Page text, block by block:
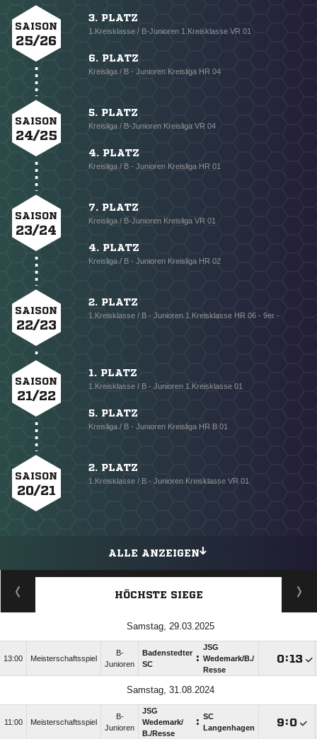
SAISON
25/26
3. PLATZ
1.Kreisklasse / B-Junioren 1.Kreisklasse VR 01
6. PLATZ
Kreisliga / B - Junioren Kreisliga HR 04
SAISON
24/25
5. PLATZ
Kreisliga / B-Junioren Kreisliga VR 04
4. PLATZ
Kreisliga / B - Junioren Kreisliga HR 01
SAISON
23/24
7. PLATZ
Kreisliga / B-Junioren Kreisliga VR 01
4. PLATZ
Kreisliga / B - Junioren Kreisliga HR 02
SAISON
22/23
2. PLATZ
1.Kreisklasse / B - Junioren 1.Kreisklasse HR 06 - 9er -
SAISON
21/22
1. PLATZ
1.Kreisklasse / B - Junioren 1.Kreisklasse 01
5. PLATZ
Kreisliga / B - Junioren Kreisliga HR B 01
SAISON
20/21
2. PLATZ
1.Kreisklasse / B - Junioren Kreisklasse VR 01
ALLE ANZEIGEN
HÖCHSTE SIEGE
Samstag, 29.03.2025
13:00 Meisterschaftsspiel
B-
Junioren
Badenstedter
SC
:
JSG
Wedemark/​B./​
Resse
:
Samstag, 31.08.2024
11:00 Meisterschaftsspiel
B-
Junioren
JSG
Wedemark/​
B./​Resse
: SC
Langenhagen
: